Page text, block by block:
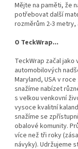
Mějte na paměti, že
potřebovat další
rozměrům 2-3 metry,
O TeckWrap...
TeckWrap začal jako
automobilových
Maryland, USA v
snažíme nabízet
s velkou venkovní
vysoce kvalitní
snažíme se
obalové komunity.
více než tři roky
návyky). Udržujeme